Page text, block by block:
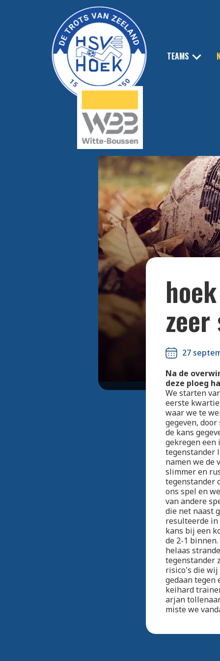
TEAMS
27
Na de
deze ploeg
We starten
eerste
waar we te
gegeven,
de kans
gekregen een
tegenstander
namen we de
slimmer en
tegenstander
ons spel en
van andere
die net naast
resulteerde in
kans bij een
de 2-1
helaas
tegenstander
risico's die wij
gedaan tegen
keihard
arjan
miste we